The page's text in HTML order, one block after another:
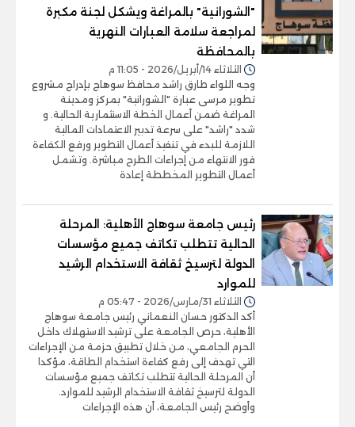
"الشورانية" بالمراغة ويشكل لجنة مكبرة
لمراجعة سلامة العبارات النهرية
بالمحافظة
الثلاثاء 14/أبريل/2026 - 11:05 م
وجه اللواء طارق راشد محافظ سوهاج بإدراج مشروع
تطوير مرسى عبارة "الشورانية" بمركز ومدينة
المراغة ضمن أعمال الخطة الاستثمارية الحالية. و
شدد "راشد" على سرعة تدبير الاعتمادات المالية
اللازمة للبدء في تنفيذ أعمال التطوير ورفع الكفاءة
فور الانتهاء من إجراءات الطرح مباشرة. وتشمل
أعمال التطوير المخططة إعادة
رئيس جامعة سوهاج الأهلية: المرحلة
الحالية تتطلب تكاتف جميع مؤسسات
الدولة لترسيخ ثقافة الاستخدام الرشيد
للموارد
الثلاثاء 31/مارس/2026 - 05:47 م
أكد الدكتور حسان النعماني رئيس جامعة سوهاج
الأهلية، حرص الجامعة على ترشيد الاستهلاك داخل
الحرم الجامعي، من خلال تطبيق حزمة من الإجراءات
التي تهدف إلى رفع كفاءة استخدام الطاقة، مؤكدا
أن المرحلة الحالية تتطلب تكاتف جميع مؤسسات
الدولة لترسيخ ثقافة الاستخدام الرشيد للموارد.
وأوضح رئيس الجامعة، أن هذه الإجراءات